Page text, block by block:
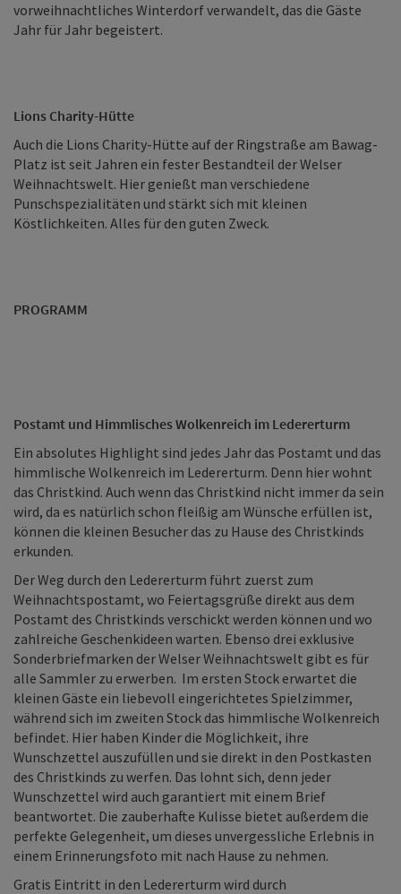
vorweihnachtliches Winterdorf verwandelt, das die Gäste
Jahr für Jahr begeistert.
Lions Charity-Hütte
Auch die Lions Charity-Hütte auf der Ringstraße am Bawag-
Platz ist seit Jahren ein fester Bestandteil der Welser
Weihnachtswelt. Hier genießt man verschiedene
Punschspezialitäten und stärkt sich mit kleinen
Köstlichkeiten. Alles für den guten Zweck.
PROGRAMM
Postamt und Himmlisches Wolkenreich im Ledererturm
Ein absolutes Highlight sind jedes Jahr das Postamt und das
himmlische Wolkenreich im Ledererturm. Denn hier wohnt
das Christkind. Auch wenn das Christkind nicht immer da sein
wird, da es natürlich schon fleißig am Wünsche erfüllen ist,
können die kleinen Besucher das zu Hause des Christkinds
erkunden.
Der Weg durch den Ledererturm führt zuerst zum
Weihnachtspostamt, wo Feiertagsgrüße direkt aus dem
Postamt des Christkinds verschickt werden können und wo
zahlreiche Geschenkideen warten. Ebenso drei exklusive
Sonderbriefmarken der Welser Weihnachtswelt gibt es für
alle Sammler zu erwerben. Im ersten Stock erwartet die
kleinen Gäste ein liebevoll eingerichtetes Spielzimmer,
während sich im zweiten Stock das himmlische Wolkenreich
befindet. Hier haben Kinder die Möglichkeit, ihre
Wunschzettel auszufüllen und sie direkt in den Postkasten
des Christkinds zu werfen. Das lohnt sich, denn jeder
Wunschzettel wird auch garantiert mit einem Brief
beantwortet. Die zauberhafte Kulisse bietet außerdem die
perfekte Gelegenheit, um dieses unvergessliche Erlebnis in
einem Erinnerungsfoto mit nach Hause zu nehmen.
Gratis Eintritt in den Ledererturm wird durch